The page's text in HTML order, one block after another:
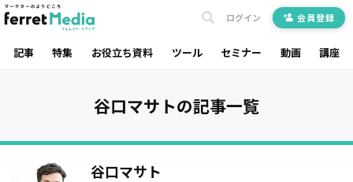
記事 特集 お役立ち資料 ツール セミナー 動画 講座
ログイン 会員登録
谷口マサトの記事一覧
谷口マサト